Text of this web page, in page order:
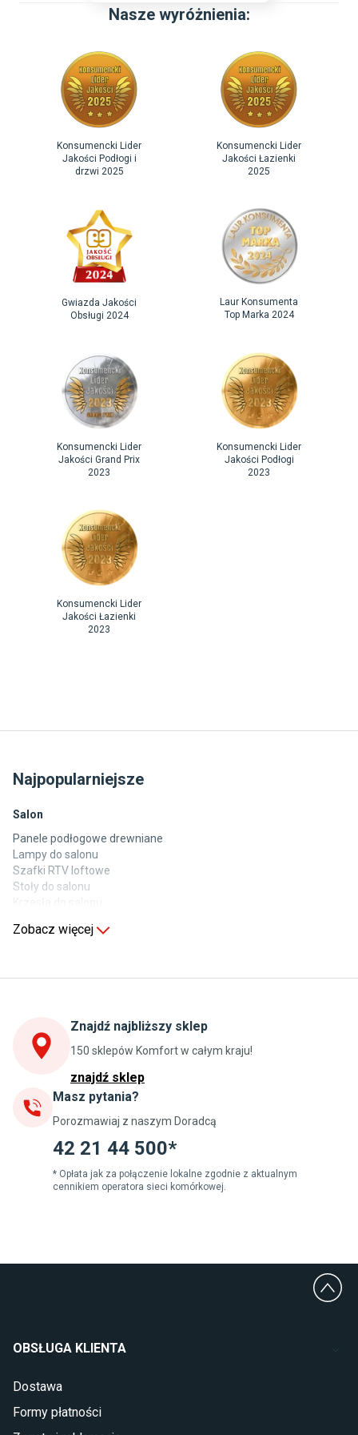
Nasze wyróżnienia:
Konsumencki Lider
Jakości Podłogi i
drzwi 2025
Konsumencki Lider
Jakości Łazienki
2025
Gwiazda Jakości
Obsługi 2024
Laur Konsumenta
Top Marka 2024
Konsumencki Lider
Jakości Grand Prix
2023
Konsumencki Lider
Jakości Podłogi
2023
Konsumencki Lider
Jakości Łazienki
2023
Najpopularniejsze
Salon
Panele podłogowe drewniane
Lampy do salonu
Szafki RTV loftowe
Stoły do salonu
Stoły do kuchni
Szafki kuchenne wiszące (górne)
Szafki pod zlewozmywak
Blaty kuchenne laminowane
Jadalnia
Stoły do jadalni
Krzesła do jadalni
Dywany szare
Lampy w stylu loftowym
Lampy wiszące do jadalni
Wanny Cersanit
Sypialnia
Wykładzina do sypialni
Szafy do sypialni
Zobacz więcej
Znajdź najbliższy sklep
150 sklepów Komfort w całym kraju!
znajdź sklep
Masz pytania?
Porozmawiaj z naszym Doradcą
42 21 44 500*
* Opłata jak za połączenie lokalne zgodnie z aktualnym
cennikiem operatora sieci komórkowej.
OBSŁUGA KLIENTA
Dostawa
Formy płatności